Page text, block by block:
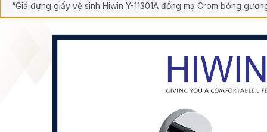
“Giá đựng giấy vệ sinh Hiwin Y-11301A đồng mạ Crom bóng